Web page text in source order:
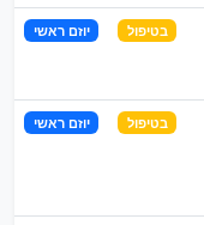
בטיפול יוזם ראשי
בטיפול יוזם ראשי